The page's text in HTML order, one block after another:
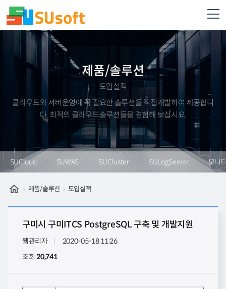
제품/솔루션
도입실적
클라우드와 서버운영에 꼭 필요한 솔루션을 직접개발하여 제공합니
다. 최적의 클라우드솔루션들을 경험해 보십시요.
SUCloud SUWAS SUCluster SULogServer 모니
제품/솔루션 도입실적
구미시 구미ITCS PostgreSQL 구축 및 개발지원
웹관리자
2020-05-18 11:26
조회20,741